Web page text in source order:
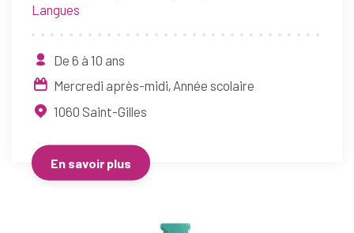
Langues
De 6 à 10 ans
Mercredi après-midi Année scolaire
1060 Saint-Gilles
En savoir plus